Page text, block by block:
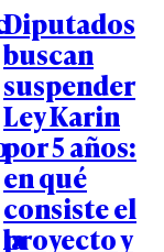
Diputados
buscan
suspender
Ley Karin
por 5 años:
en qué
consiste el
proyecto y